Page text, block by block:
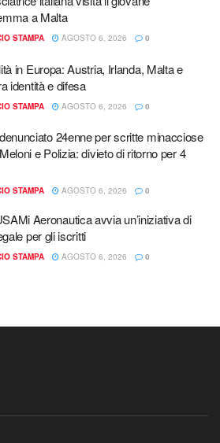
a Malta
STAMPA AGOSTO 6, 2026 0
in Europa: Austria, Irlanda, Malta e
identità e difesa
STAMPA AGOSTO 6, 2026 0
24enne per scritte minacciose
e Polizia: divieto di ritorno per 4
STAMPA AGOSTO 6, 2026 0
Aeronautica avvia un’iniziativa di
per gli iscritti
STAMPA AGOSTO 6, 2026 0